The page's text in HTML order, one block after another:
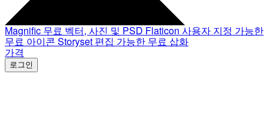
Magnific 무료 벡터, 사진 및 PSD Flaticon 사용자 지정 가능한
무료 아이콘 Storyset 편집 가능한 무료 삽화
가격
로그인